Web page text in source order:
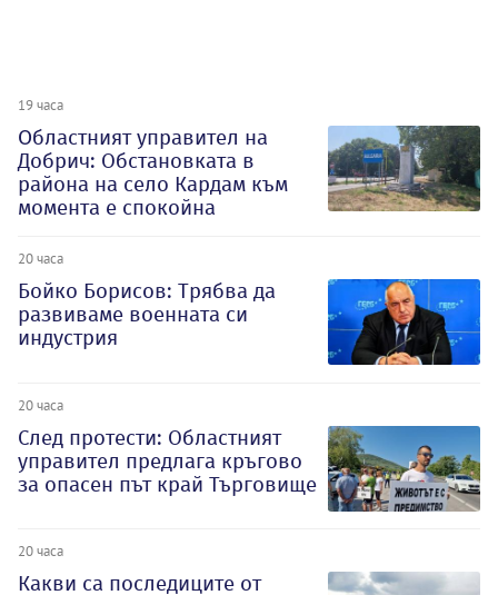
19 часа
Oбластният управител на
Добрич: Обстановката в
района на село Кардам към
момента е спокойна
20 часа
Бойко Борисов: Трябва да
развиваме военната си
индустрия
20 часа
След протести: Областният
управител предлага кръгово
за опасен път край Търговище
20 часа
Какви са последиците от